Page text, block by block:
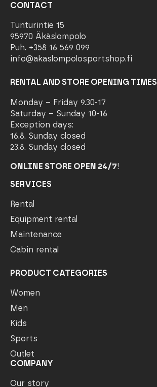
CONTACT
Tunturintie 15
95970 Äkäslompolo
Puh. +358 16 569 099
info@akaslompolosportshop.fi
RENTAL AND STORE OPENING TIMES
Monday – Friday 9.30-17
Saturday – Sunday 10-16
Exception days:
16.8. Sunday closed
23.8. Sunday closed
ONLINE STORE OPEN 24/7!
SERVICES
Rental
Equipment rental
Maintenance
Cabin rental
PRODUCT CATEGORIES
Women
Men
Kids
Sports
Outlet
COMPANY
Our story